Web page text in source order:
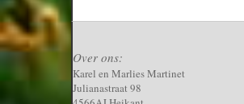
Over ons:
Karel en Marlies Martinet
Julianastraat 98